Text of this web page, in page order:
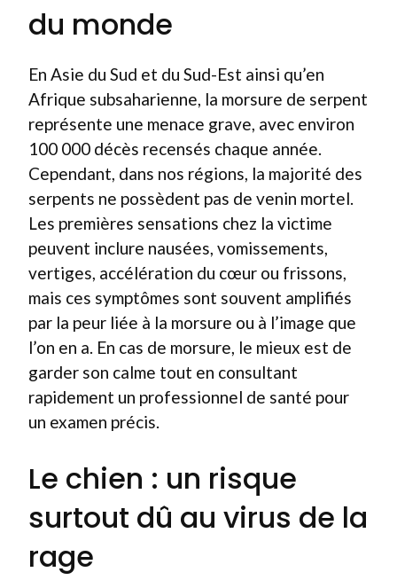
du monde
En Asie du Sud et du Sud-Est ainsi qu’en
Afrique subsaharienne, la morsure de serpent
représente une menace grave, avec environ
100 000 décès recensés chaque année.
Cependant, dans nos régions, la majorité des
serpents ne possèdent pas de venin mortel.
Les premières sensations chez la victime
peuvent inclure nausées, vomissements,
vertiges, accélération du cœur ou frissons,
mais ces symptômes sont souvent amplifiés
par la peur liée à la morsure ou à l’image que
l’on en a. En cas de morsure, le mieux est de
garder son calme tout en consultant
rapidement un professionnel de santé pour
un examen précis.
Le chien : un risque
surtout dû au virus de la
rage